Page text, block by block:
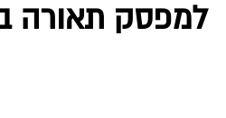
למפסק תאורה